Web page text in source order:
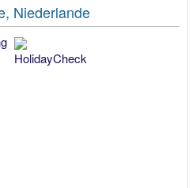
Niederlande